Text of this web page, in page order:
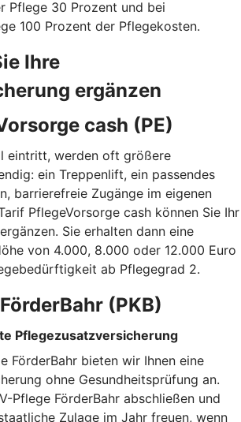
Pflege 30 Prozent und bei
100 Prozent der Pflegekosten.
Ihre
ergänzen
cash (PE)
eintritt, werden oft größere
ein Treppenlift, ein passendes
barrierefreie Zugänge im eigenen
PflegeVorsorge cash können Sie Ihr
Sie erhalten dann eine
von 4.000, 8.000 oder 12.000 Euro
ab Pflegegrad 2.
(PKB)
Pflegezusatzversicherung
FörderBahr bieten wir Ihnen eine
ohne Gesundheitsprüfung an.
Pflege FörderBahr abschließen und
Zulage im Jahr freuen, wenn